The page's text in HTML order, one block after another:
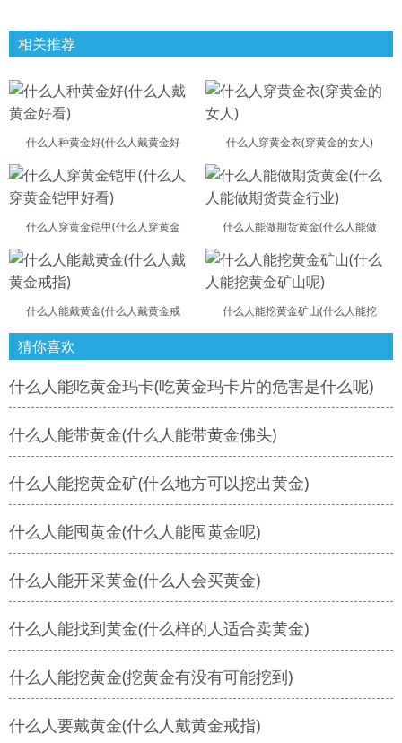
相关推荐
什么人种黄金好(什么人戴黄金好 什么人穿黄金衣(穿黄金的女人)
什么人穿黄金铠甲(什么人穿黄金 什么人能做期货黄金(什么人能做
什么人能戴黄金(什么人戴黄金戒 什么人能挖黄金矿山(什么人能挖
猜你喜欢
什么人能吃黄金玛卡(吃黄金玛卡片的危害是什么呢)
什么人能带黄金(什么人能带黄金佛头)
什么人能挖黄金矿(什么地方可以挖出黄金)
什么人能囤黄金(什么人能囤黄金呢)
什么人能开采黄金(什么人会买黄金)
什么人能找到黄金(什么样的人适合卖黄金)
什么人能挖黄金(挖黄金有没有可能挖到)
什么人要戴黄金(什么人戴黄金戒指)